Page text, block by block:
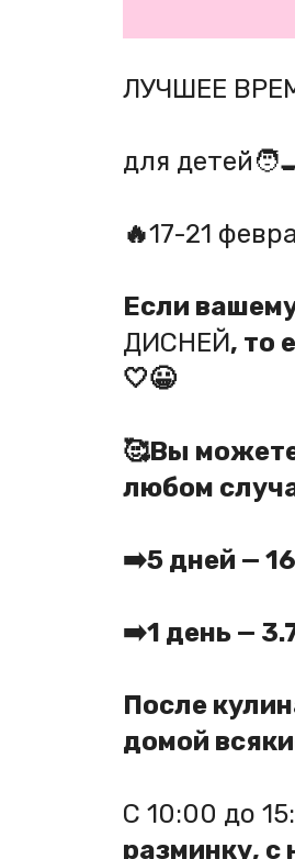
ЛУЧШЕЕ
для
🔥17-21
Если
ДИСНЕЙ, то
🤍😀
🥰Вы
любом
➡️5 дней —
➡️1 день —
После
домой
С 10:00 до
разминку,